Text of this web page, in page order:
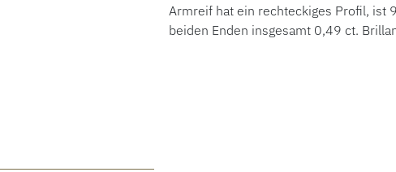
Armreif hat ein rechteckiges Profil, ist
beiden Enden insgesamt 0,49 ct.